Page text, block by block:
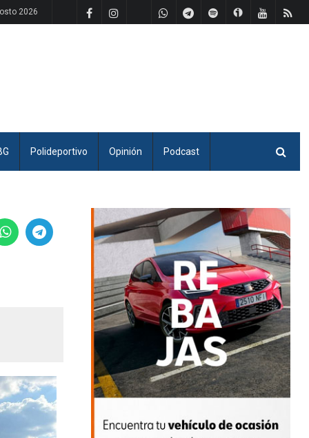
2026
Polideportivo Opinión Podcast